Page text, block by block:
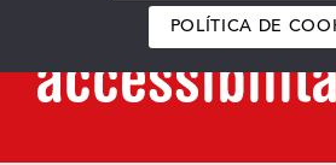
POLÍTICA DE